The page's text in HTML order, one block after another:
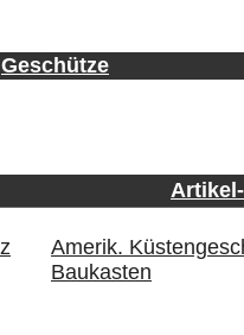
Geschütze
Amerik.
Baukasten